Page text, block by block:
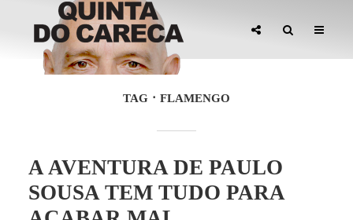
TAG FLAMENGO
A AVENTURA DE PAULO
SOUSA TEM TUDO PARA